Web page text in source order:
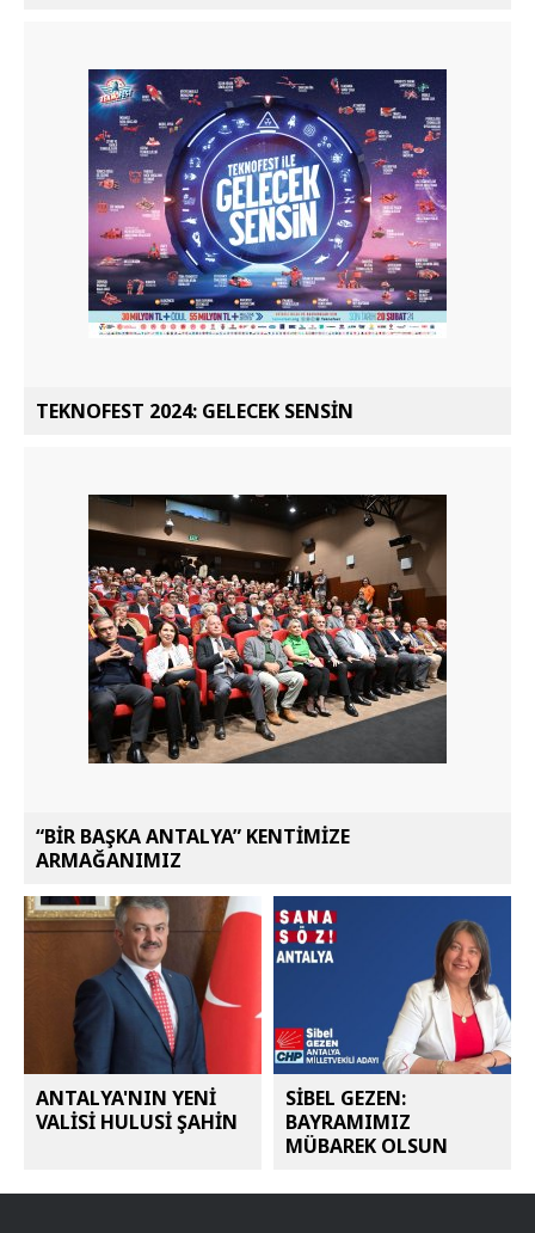
TEKNOFEST 2024: GELECEK SENSİN
“BİR BAŞKA ANTALYA” KENTİMİZE
ARMAĞANIMIZ
ANTALYA'NIN YENİ
VALİSİ HULUSİ ŞAHİN
SİBEL GEZEN:
BAYRAMIMIZ
MÜBAREK OLSUN